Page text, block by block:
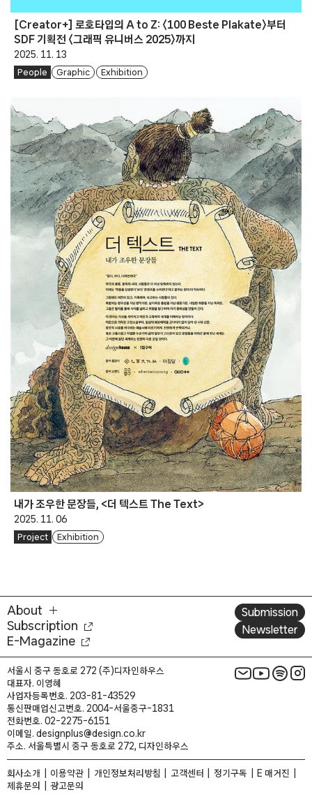
[Creator+] 로호타입의 A to Z: 〈100 Beste Plakate〉부터
SDF 기획전 〈그래픽 유니버스 2025〉까지
2025. 11. 13
People Graphic Exhibition
내가 조우한 문장들, <더 텍스트 The Text>
2025. 11. 06
Project Exhibition
About
Subscription
E-Magazine
Submission
Newsletter
서울시 중구 동호로 272 (주)디자인하우스
대표자. 이영혜
사업자등록번호. 203-81-43529
통신판매업신고번호. 2004-서울중구-1831
전화번호. 02-2275-6151
이메일. designplus@design.co.kr
주소. 서울특별시 중구 동호로 272, 디자인하우스
회사소개 이용약관 개인정보처리방침 고객센터 정기구독
E 매거진
제휴문의
광고문의